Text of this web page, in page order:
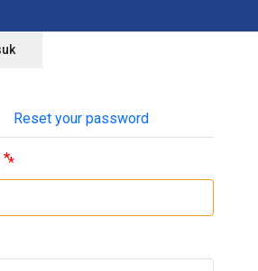
Reset your password